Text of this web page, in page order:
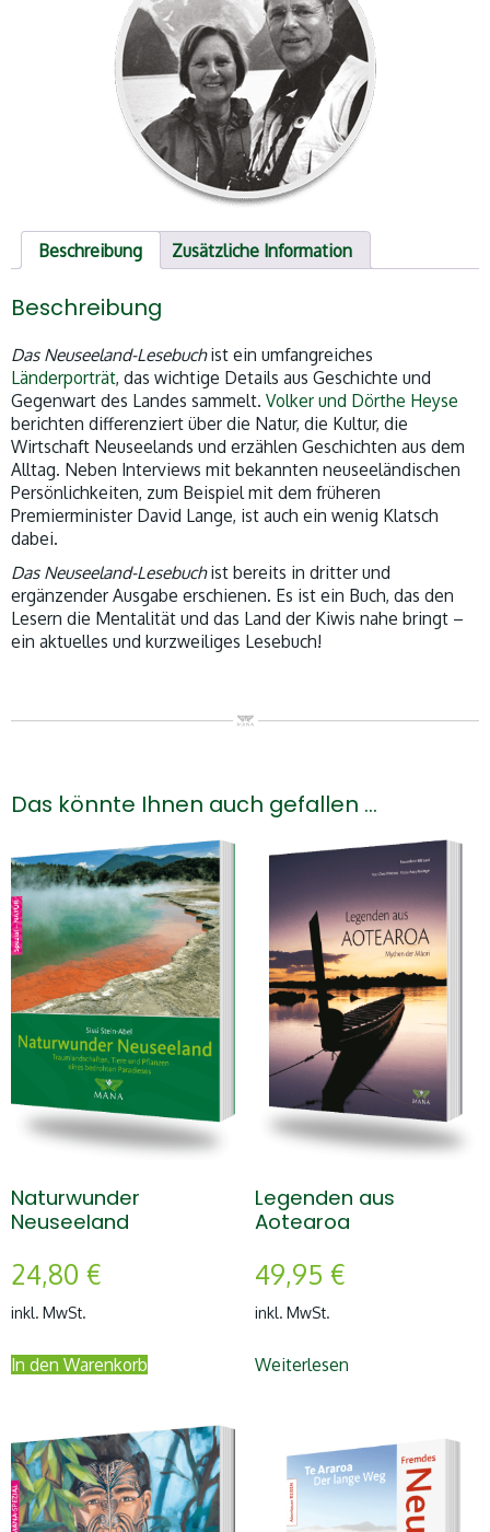
Beschreibung Zusätzliche Information
Beschreibung
Das Neuseeland-Lesebuchist ein umfangreiches
Länderporträt, das wichtige Details aus Geschichte und
Gegenwart des Landes sammelt. Volker und Dörthe Heyse
berichten differenziert über die Natur, die Kultur, die
Wirtschaft Neuseelands und erzählen Geschichten aus dem
Alltag. Neben Interviews mit bekannten neuseeländischen
Persönlichkeiten, zum Beispiel mit dem früheren
Premierminister David Lange, ist auch ein wenig Klatsch
dabei.
Das Neuseeland-Lesebuchist bereits in dritter und
ergänzender Ausgabe erschienen. Es ist ein Buch, das den
Lesern die Mentalität und das Land der Kiwis nahe bringt –
ein aktuelles und kurzweiliges Lesebuch!
Das könnte Ihnen auch gefallen …
Naturwunder
Neuseeland
24,80 €
inkl. MwSt.
In den Warenkorb
Legenden aus
Aotearoa
49,95 €
inkl. MwSt.
Weiterlesen